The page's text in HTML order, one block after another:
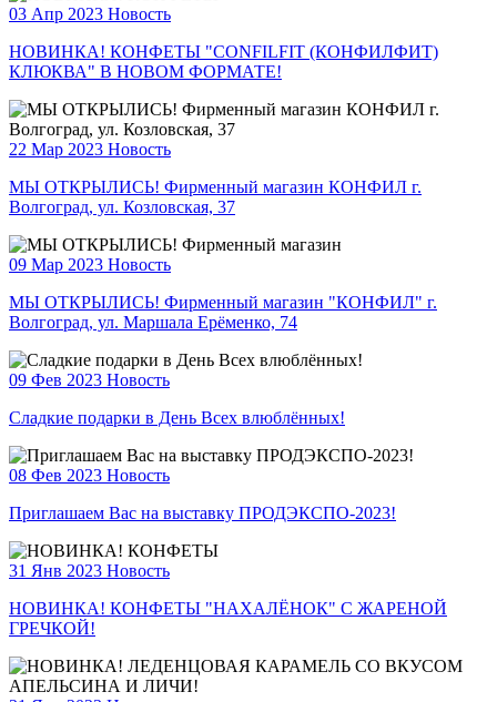
03 Апр 2023 Новость
НОВИНКА! КОНФЕТЫ "CONFILFIT (КОНФИЛФИТ)
КЛЮКВА" В НОВОМ ФОРМАТЕ!
22 Мар 2023 Новость
МЫ ОТКРЫЛИСЬ! Фирменный магазин КОНФИЛ г.
Волгоград, ул. Козловская, 37
09 Мар 2023 Новость
МЫ ОТКРЫЛИСЬ! Фирменный магазин "КОНФИЛ" г.
Волгоград, ул. Маршала Ерёменко, 74
09 Фев 2023 Новость
Сладкие подарки в День Всех влюблённых!
08 Фев 2023 Новость
Приглашаем Вас на выставку ПРОДЭКСПО-2023!
31 Янв 2023 Новость
НОВИНКА! КОНФЕТЫ "НАХАЛЁНОК" С ЖАРЕНОЙ
ГРЕЧКОЙ!